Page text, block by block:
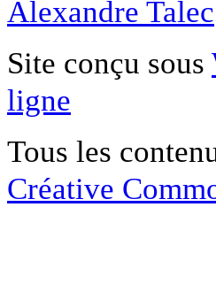
Alexandre Talec
Site conçu sous
ligne
Tous les
Créative